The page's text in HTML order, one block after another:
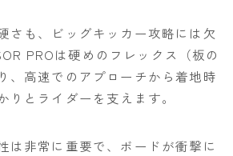
さも、ビッグキッカー攻略には欠
PROは硬めのフレックス（板の
、高速でのアプローチから着地時
りとライダーを支えます。
は非常に重要で、ボードが衝撃に